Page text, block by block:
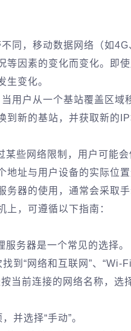
同，移动数据网络（如
等因素的变化而变化。即
生变化。
用户从一个基站覆盖区域
新的基站，并获取新的IP
某些网络限制，用户可能
地址与用户设备的实际位
务器的使用，通常会采取
，可遵循以下指南：
务器是一个常见的选择。
到“网络和互联网”、“Wi-
当前连接的网络名称，选
并选择“手动”。